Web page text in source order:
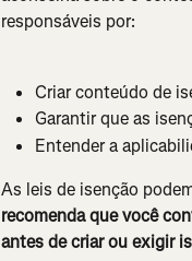
responsáveis por:
Criar conteúdo de
Garantir que as
Entender a
As leis de isenção
recomenda que você
antes de criar ou exigir